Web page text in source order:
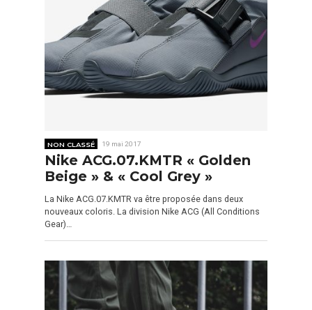
NON CLASSÉ 19 mai 2017
Nike ACG.07.KMTR « Golden
Beige » & « Cool Grey »
La Nike ACG.07.KMTR va être proposée dans deux
nouveaux coloris. La division Nike ACG (All Conditions
Gear)…